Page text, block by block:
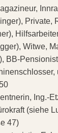
Private,
Witwe,
BB-
Ing.-
(siehe
47)